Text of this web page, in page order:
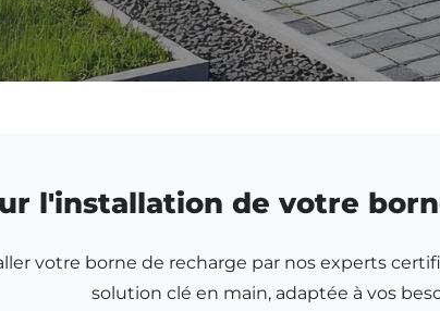
l'installation de votre
votre borne de recharge par nos experts
solution clé en main, adaptée à vos